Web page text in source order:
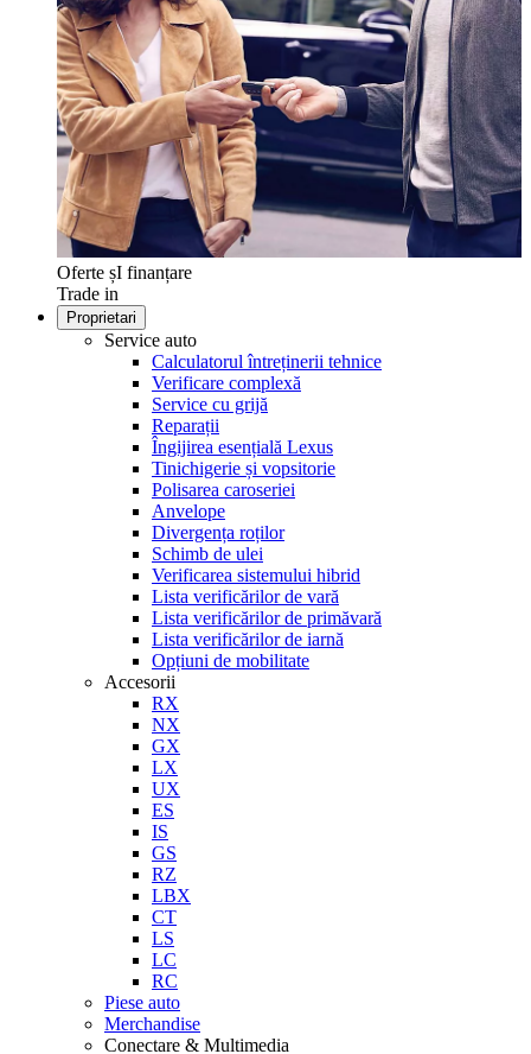
Oferte șI finanțare
Trade in
Proprietari
Service auto
Calculatorul întreținerii tehnice
Verificare complexă
Service cu grijă
Reparații
Îngijirea esențială Lexus
Tinichigerie și vopsitorie
Polisarea caroseriei
Anvelope
Divergența roților
Schimb de ulei
Verificarea sistemului hibrid
Lista verificărilor de vară
Lista verificărilor de primăvară
Lista verificărilor de iarnă
Opțiuni de mobilitate
Accesorii
RX
NX
GX
LX
UX
ES
IS
GS
RZ
LBX
CT
LS
LC
RC
Piese auto
Merchandise
Conectare & Multimedia